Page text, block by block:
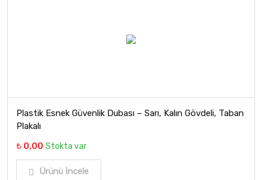
Plastik Esnek Güvenlik Dubası – Sarı, Kalın Gövdeli, Taban
Plakalı
₺ 0,00 Stokta var
Ürünü İncele